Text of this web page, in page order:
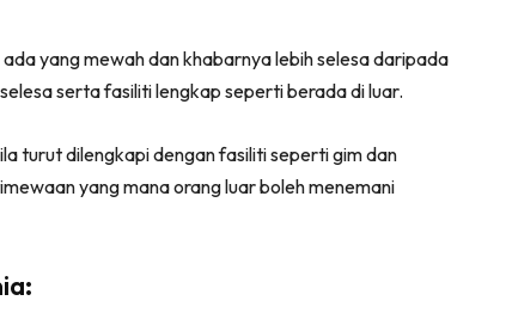
yang mewah dan khabarnya lebih selesa daripada
serta fasiliti lengkap seperti berada di luar.
turut dilengkapi dengan fasiliti seperti gim dan
yang mana orang luar boleh menemani